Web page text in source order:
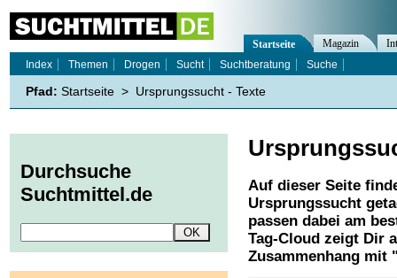
Auf dieser Seite
Ursprungssucht
passen dabei am
Tag-Cloud zeigt Dir
Zusammenhang mit
Startseite Magazin
Index
Themen Drogen Sucht Suchtberatung Suche
Pfad: Startseite > Ursprungssucht - Texte
Durchsuche
Suchtmittel.de